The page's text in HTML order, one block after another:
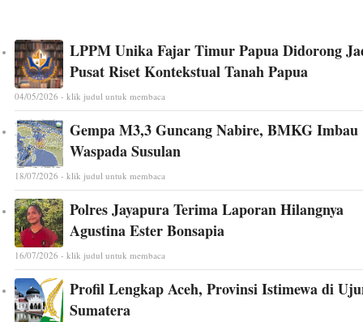
LPPM Unika Fajar Timur Papua Didorong
Pusat Riset Kontekstual Tanah Papua
04/05/2026 - klik judul untuk membaca
Gempa M3,3 Guncang Nabire, BMKG Imbau
Waspada Susulan
18/07/2026 - klik judul untuk membaca
Polres Jayapura Terima Laporan Hilangnya
Agustina Ester Bonsapia
16/07/2026 - klik judul untuk membaca
Profil Lengkap Aceh, Provinsi Istimewa di
Sumatera